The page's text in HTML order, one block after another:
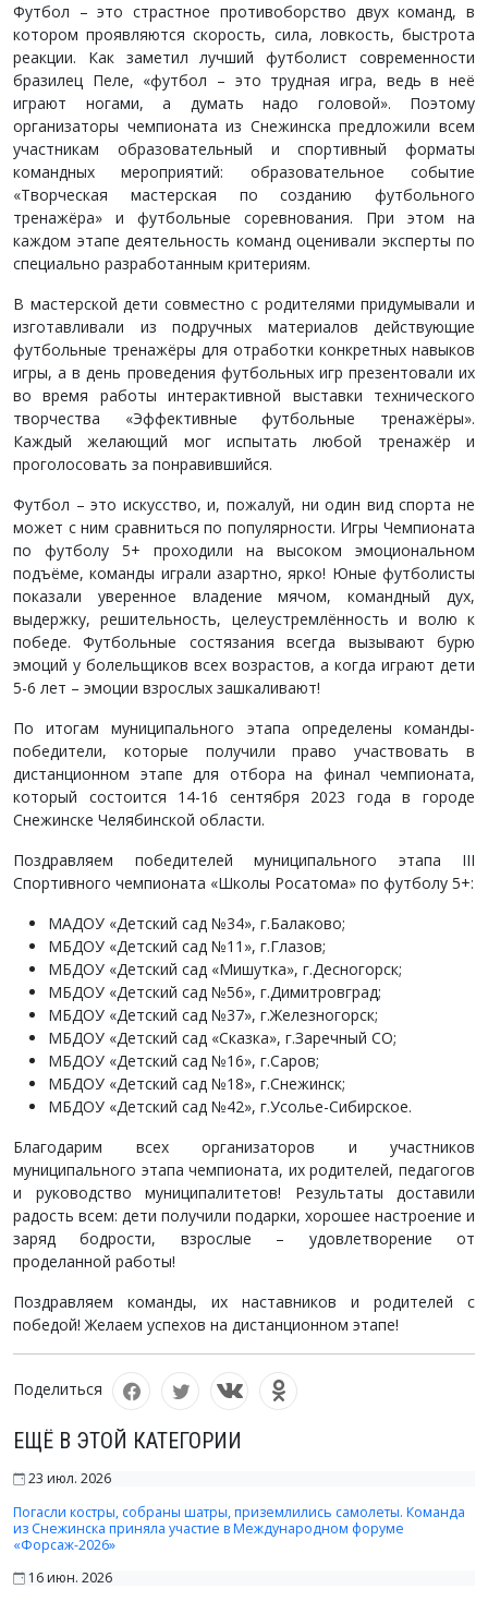
ЕЩЁ В ЭТОЙ КАТЕГОРИИ
23 июл. 2026
Погасли костры, собраны шатры, приземлились самолеты. Команда
из Снежинска приняла участие в Международном форуме
«Форсаж-2026»
16 июн. 2026
Футбол – это страстное противоборство двух команд, в
котором проявляются скорость, сила, ловкость, быстрота
реакции. Как заметил лучший футболист современности
бразилец Пеле, «футбол – это трудная игра, ведь в неё
играют ногами, а думать надо головой». Поэтому
организаторы чемпионата из Снежинска предложили всем
участникам образовательный и спортивный форматы
командных мероприятий: образовательное событие
«Творческая мастерская по созданию футбольного
тренажёра» и футбольные соревнования. При этом на
каждом этапе деятельность команд оценивали эксперты по
специально разработанным критериям.
В мастерской дети совместно с родителями придумывали и
изготавливали из подручных материалов действующие
футбольные тренажёры для отработки конкретных навыков
игры, а в день проведения футбольных игр презентовали их
во время работы интерактивной выставки технического
творчества «Эффективные футбольные тренажёры».
Каждый желающий мог испытать любой тренажёр и
проголосовать за понравившийся.
Футбол – это искусство, и, пожалуй, ни один вид спорта не
может с ним сравниться по популярности. Игры Чемпионата
по футболу 5+ проходили на высоком эмоциональном
подъёме, команды играли азартно, ярко! Юные футболисты
показали уверенное владение мячом, командный дух,
выдержку, решительность, целеустремлённость и волю к
победе. Футбольные состязания всегда вызывают бурю
эмоций у болельщиков всех возрастов, а когда играют дети
5-6 лет – эмоции взрослых зашкаливают!
По итогам муниципального этапа определены команды-
победители, которые получили право участвовать в
дистанционном этапе для отбора на финал чемпионата,
который состоится 14-16 сентября 2023 года в городе
Снежинске Челябинской области.
Поздравляем победителей муниципального этапа III
Спортивного чемпионата «Школы Росатома» по футболу 5+:
МАДОУ «Детский сад №34», г.Балаково;
МБДОУ «Детский сад №11», г.Глазов;
МБДОУ «Детский сад «Мишутка», г.Десногорск;
МБДОУ «Детский сад №56», г.Димитровград;
МБДОУ «Детский сад №37», г.Железногорск;
МБДОУ «Детский сад «Сказка», г.Заречный СО;
МБДОУ «Детский сад №16», г.Саров;
МБДОУ «Детский сад №18», г.Снежинск;
МБДОУ «Детский сад №42», г.Усолье-Сибирское.
Благодарим всех организаторов и участников
муниципального этапа чемпионата, их родителей, педагогов
и руководство муниципалитетов! Результаты доставили
радость всем: дети получили подарки, хорошее настроение и
заряд бодрости, взрослые – удовлетворение от
проделанной работы!
Поздравляем команды, их наставников и родителей с
победой! Желаем успехов на дистанционном этапе!
Поделиться